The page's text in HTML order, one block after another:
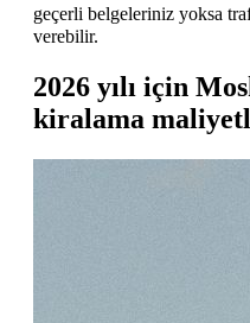
geçerli belgeleriniz yoksa
verebilir.
2026 yılı için
kiralama